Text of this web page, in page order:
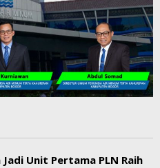
Unit Pertama PLN Raih